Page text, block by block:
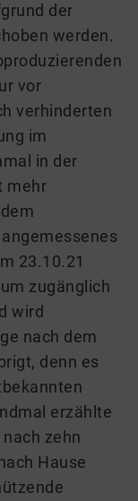
der
werden.
vor
verhinderten
im
in der
mehr
23.10.21
zugänglich
wird
nach dem
denn es
erzählte
zehn
Hause